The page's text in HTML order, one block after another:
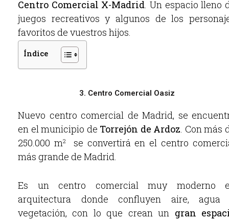
Centro Comercial X-Madrid. Un espacio lleno
juegos recreativos y algunos de los
favoritos de vuestros hijos.
Índice
3. Centro Comercial Oasiz
Nuevo centro comercial de Madrid, se
en el municipio de Torrejón de Ardoz . Con más
250.000 m2se convertirá en el centro
más grande de Madrid.
Es un centro comercial muy moderno
arquitectura donde confluyen aire, agua
vegetación, con lo que crean un gran